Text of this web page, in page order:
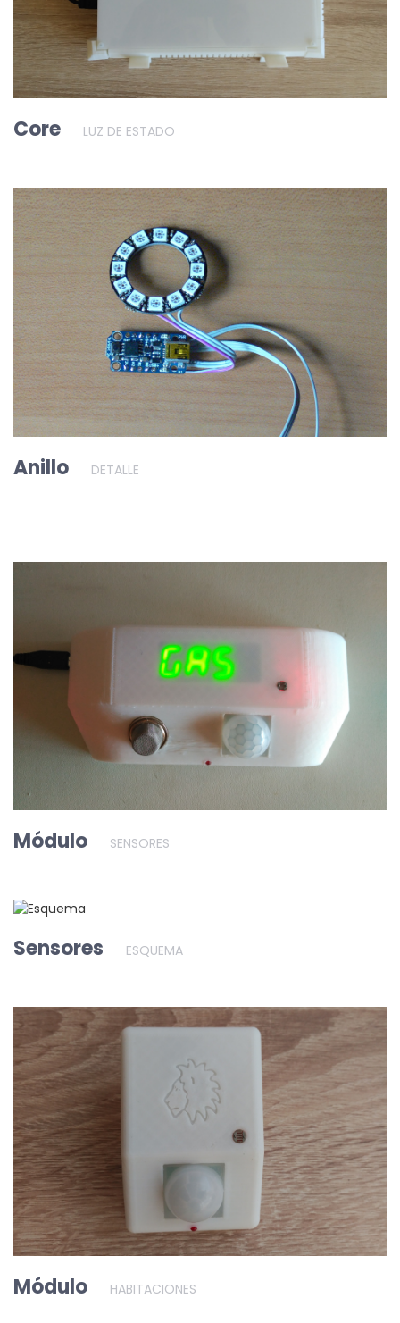
Core LUZ DE ESTADO
Anillo DETALLE
Módulo SENSORES
Sensores ESQUEMA
Módulo HABITACIONES